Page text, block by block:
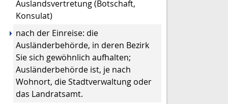
Auslandsvertretung (Botschaft,
Konsulat)
nach der Einreise: die
Ausländerbehörde, in deren Bezirk
Sie sich gewöhnlich aufhalten;
Ausländerbehörde ist, je nach
Wohnort, die Stadtverwaltung oder
das Landratsamt.